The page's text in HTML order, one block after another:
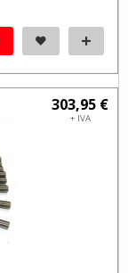
303,95 €
+ IVA